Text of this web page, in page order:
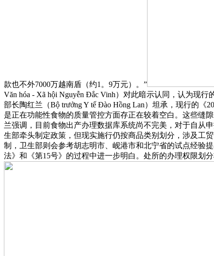
款也不外7000万越南盾（约1。9万元）。”
Văn hóa - Xã hội Nguyễn Đắc Vinh）对此暗示认同，认为现
部长陶红兰（Bộ trưởng Y tế Đào Hồng Lan）坦承，现行的
是正在功能性食物的质量管控方面存正在较着空白。这些缝
兰强调，目前食物出产办理数据库系统尚不完美，对于自从
生部牵头制定政策，但现实施行仍按商品类别划分，涉及工
制，卫生部则会参考胡志明市、岘港市和北宁省的试点经验
法》和《第15号》的过程中进一步明白。处所的办理权限划